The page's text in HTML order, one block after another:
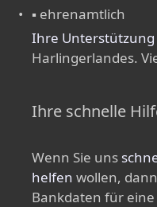
▪ ehrenamtlich
Ihre Unterstützung
Harlingerlandes.
Ihre schnelle
Wenn Sie uns
helfen wollen,
Bankdaten für